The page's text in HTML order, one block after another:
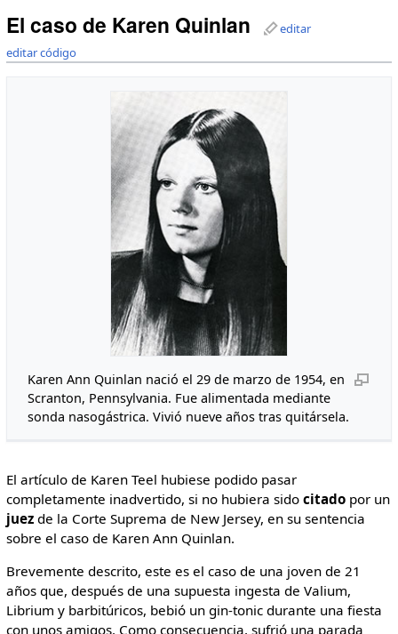
El caso de Karen Quinlan
editar
editar código
Karen Ann Quinlan nació el 29 de marzo de 1954, en
Scranton, Pennsylvania. Fue alimentada mediante
sonda nasogástrica. Vivió nueve años tras quitársela.
El artículo de Karen Teel hubiese podido pasar
completamente inadvertido, si no hubiera sido citadopor un
juezde la Corte Suprema de New Jersey, en su sentencia
sobre el caso de Karen Ann Quinlan.
Brevemente descrito, este es el caso de una joven de 21
años que, después de una supuesta ingesta de Valium,
Librium y barbitúricos, bebió un gin-tonic durante una fiesta
con unos amigos. Como consecuencia, sufrió una parada